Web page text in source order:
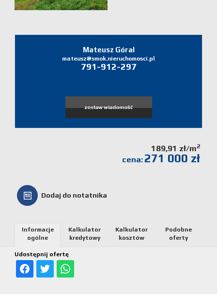
kosztów
Kontakt
Mateusz Góral
mateusz@smok.nieruchomosci.pl
791-912-297
zostaw wiadomość
189,91 zł/m2
cena: 271 000 zł
Dodaj do notatnika
Udostępnij ofertę
Informacje
ogólne
Kalkulator
kredytowy
Kalkulator
kosztów
Podobne
oferty